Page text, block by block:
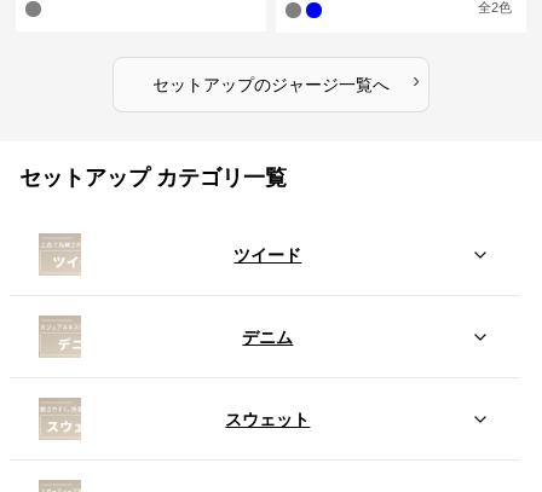
全2色
セットアップのジャージ一覧へ ›
セットアップ カテゴリ一覧
ツイード
デニム
スウェット